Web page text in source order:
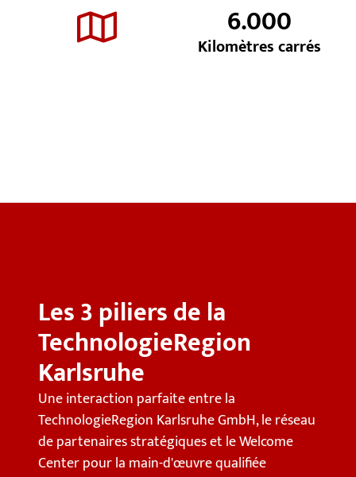
6.000
Kilomètres carrés
Les 3 piliers de la
TechnologieRegion
Karlsruhe
Une interaction parfaite entre la
TechnologieRegion Karlsruhe GmbH, le réseau
de partenaires stratégiques et le Welcome
Center pour la main-d'œuvre qualifiée